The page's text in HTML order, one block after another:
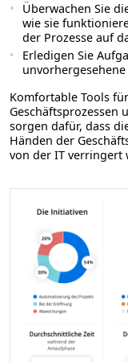
Überwachen Sie
wie sie
der Prozesse auf
Erledigen Sie
Komfortable Tools
Geschäftsprozessen
sorgen dafür, dass
Händen der
von der IT verringert